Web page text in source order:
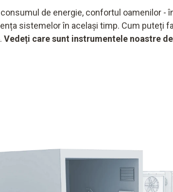
de energie, confortul oamenilor -
sistemelor în același timp. Cum puteți
Vedeți care sunt instrumentele noastre